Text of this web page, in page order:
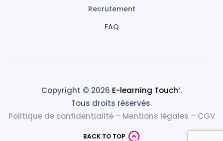
Recrutement
FAQ
Copyright © 2026 E-learning Touch’.
Tous droits réservés
Politique de confidentialité– Mentions légales – CGV
BACK TO TOP